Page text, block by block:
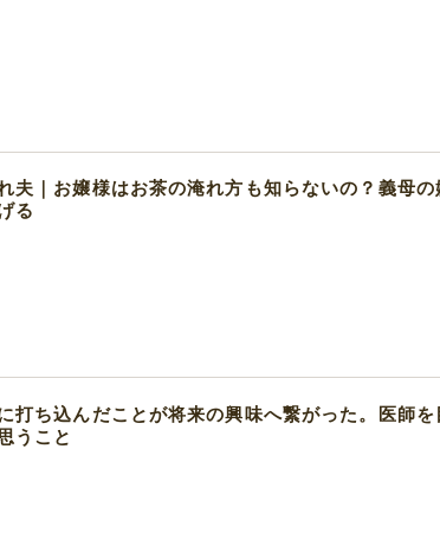
夫｜お嬢様はお茶の淹れ方も知らないの？義母
る
打ち込んだことが将来の興味へ繋がった。医師を
うこと